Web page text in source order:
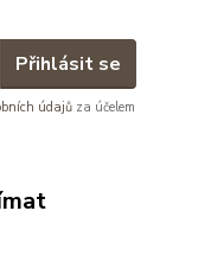
Přihlásit se
údajů za účelem